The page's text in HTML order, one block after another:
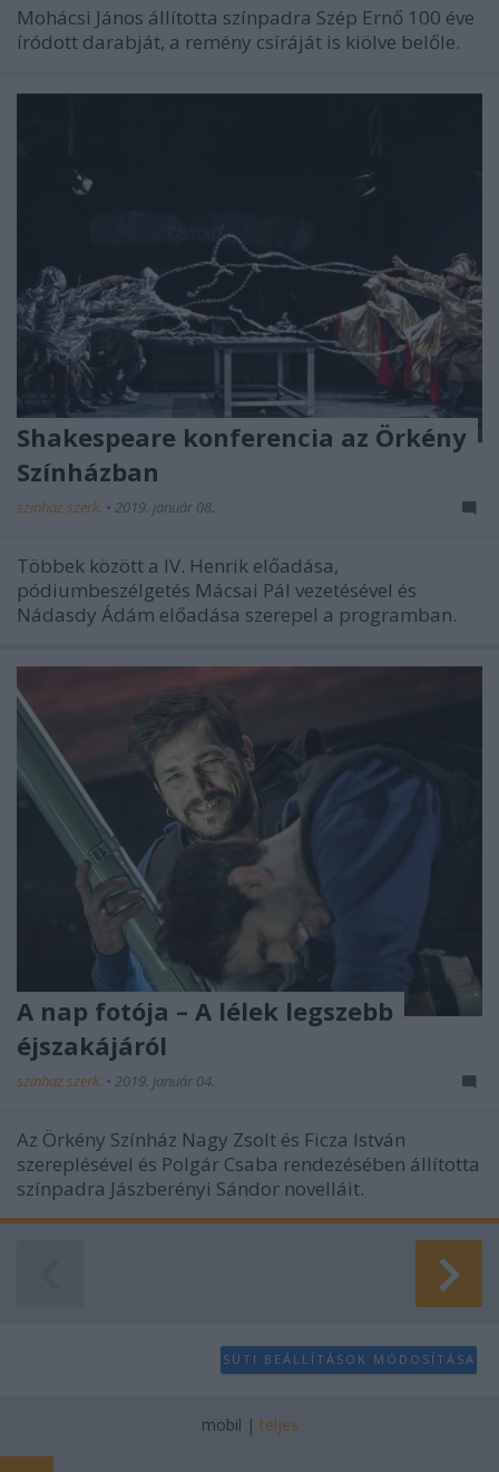
Mohácsi János állította színpadra Szép Ernő 100 éve
íródott darabját, a remény csíráját is kiölve belőle.
Shakespeare konferencia az Örkény
Színházban
szinhaz szerk. • 2019. január 08.
Többek között a IV. Henrik előadása,
pódiumbeszélgetés Mácsai Pál vezetésével és
Nádasdy Ádám előadása szerepel a programban.
A nap fotója – A lélek legszebb
éjszakájáról
szinhaz szerk. • 2019. január 04.
Az Örkény Színház Nagy Zsolt és Ficza István
szereplésével és Polgár Csaba rendezésében állította
színpadra Jászberényi Sándor novelláit.
SÜTI BEÁLLÍTÁSOK MÓDOSÍTÁSA
mobil | teljes